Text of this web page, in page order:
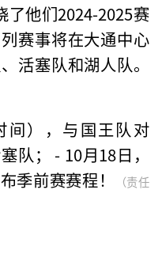
了他们2024-2025赛
赛事将在大通中心
活塞队和湖人队。
间），与国王队对
队； - 10月18日，
季前赛赛程！
（责任